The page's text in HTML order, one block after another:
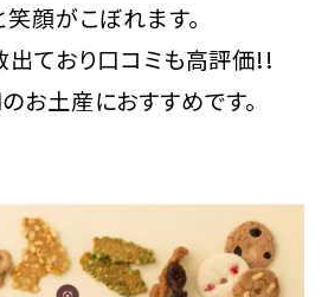
顔がこぼれます。
ており口コミも高評価!!
お土産におすすめです。